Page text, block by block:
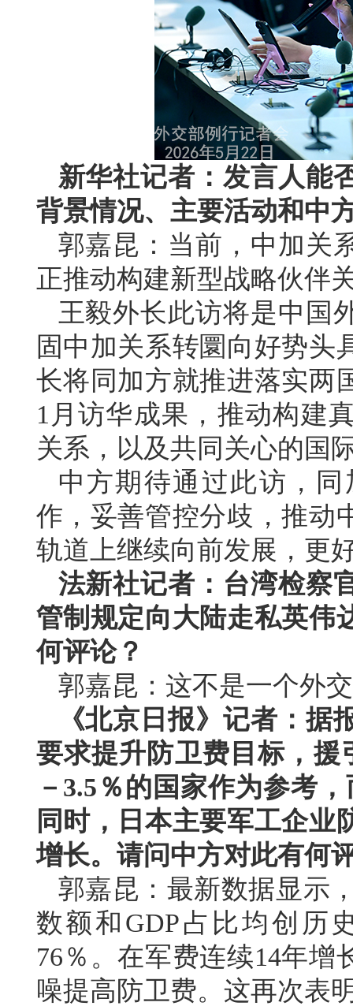
新华社记者：发言人能
背景情况、主要活动和中
郭嘉昆：当前，中加关
正推动构建新型战略伙伴
王毅外长此访将是中国
固中加关系转圜向好势头
长将同加方就推进落实两
1月访华成果，推动构建
关系，以及共同关心的国
中方期待通过此访，
作，妥善管控分歧，推动
轨道上继续向前发展，更
法新社记者：台湾检察
管制规定向大陆走私英伟
何评论？
郭嘉昆：这不是一个外
《北京日报》记者：
要求提升防卫费目标，援
－3.5％的国家作为参考
同时，日本主要军工企业
增长。请问中方对此有何
郭嘉昆：最新数据显示
数额和GDP占比均创历
76％。在军费连续14年
噪提高防卫费。这再次表